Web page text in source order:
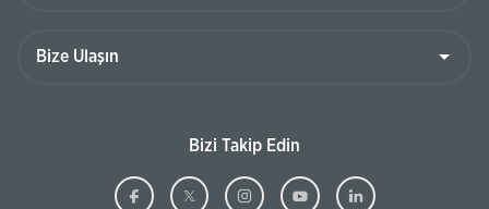
Bizi Takip Edin
Ziraat
(BuZiraat
(BuZiraat
(BuZiraat
(BuZiraat
(Bu